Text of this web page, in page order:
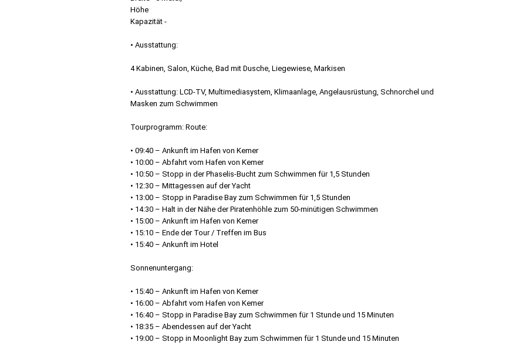
Höhe
Kapazität -
• Ausstattung:
4 Kabinen, Salon, Küche, Bad mit Dusche, Liegewiese, Markisen
• Ausstattung: LCD-TV, Multimediasystem, Klimaanlage, Angelausrüstung, Schnorchel und
Masken zum Schwimmen
Tourprogramm: Route:
• 09:40 – Ankunft im Hafen von Kemer
• 10:00 – Abfahrt vom Hafen von Kemer
• 10:50 – Stopp in der Phaselis-Bucht zum Schwimmen für 1,5 Stunden
• 12:30 – Mittagessen auf der Yacht
• 13:00 – Stopp in Paradise Bay zum Schwimmen für 1,5 Stunden
• 14:30 – Halt in der Nähe der Piratenhöhle zum 50-minütigen Schwimmen
• 15:00 – Ankunft im Hafen von Kemer
• 15:10 – Ende der Tour / Treffen im Bus
• 15:40 – Ankunft im Hotel
Sonnenuntergang:
• 15:40 – Ankunft im Hafen von Kemer
• 16:00 – Abfahrt vom Hafen von Kemer
• 16:40 – Stopp in Paradise Bay zum Schwimmen für 1 Stunde und 15 Minuten
• 18:35 – Abendessen auf der Yacht
• 19:00 – Stopp in Moonlight Bay zum Schwimmen für 1 Stunde und 15 Minuten